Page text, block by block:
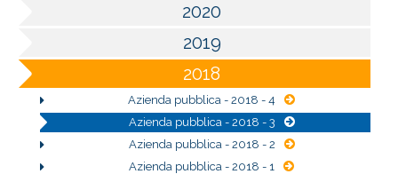
2020
2019
2018
Azienda pubblica - 2018 - 4
Azienda pubblica - 2018 - 3
Azienda pubblica - 2018 - 2
Azienda pubblica - 2018 - 1